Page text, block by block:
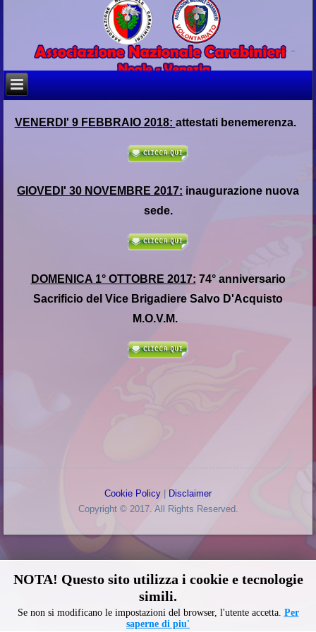
VENERDI' 9 FEBBRAIO 2018: attestati benemerenza.
GIOVEDI' 30 NOVEMBRE 2017: inaugurazione nuova
sede.
DOMENICA 1° OTTOBRE 2017: 74° anniversario
Sacrificio del Vice Brigadiere Salvo D'Acquisto
M.O.V.M.
Cookie Policy
Disclaimer
Copyright © 2017. All Rights Reserved.
NOTA! Questo sito utilizza i cookie e tecnologie
simili.
Se non si modificano le impostazioni del browser, l'utente accetta. Per
saperne di piu'